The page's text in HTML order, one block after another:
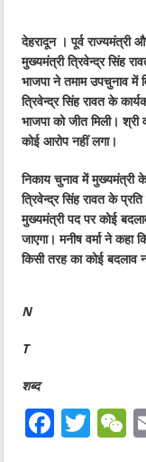
देहरादून । पूर्व राज्यमंत्री
मुख्यमंत्री त्रिवेन्द्र सिंह
भाजपा ने तमाम उपचुनाव में
त्रिवेन्द्र सिंह रावत के
भाजपा को जीत मिली।
कोई आरोप नहीं लगा।
निकाय चुनाव में मुख्यमंत्री
त्रिवेन्द्र सिंह रावत के
मुख्यमंत्री पद पर कोई
जाएगा। मनीष वर्मा ने
किसी तरह का कोई बदलाव
N
T
शब्द
F
T